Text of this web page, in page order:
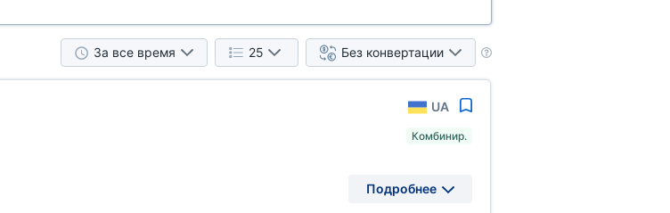
За все время 25 Без конвертации
UA
Комбинир.
Подробнее